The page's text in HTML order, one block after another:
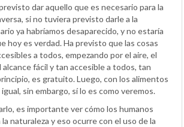
dar aquello que es necesario para la
si no tuviera previsto darle a la
ya habríamos desaparecido, y no estaría
hoy es verdad. Ha previsto que las cosas
a todos, empezando por el aire, el
fácil y tan accesible a todos, tan
es gratuito. Luego, con los alimentos
sin embargo, sí lo es como veremos.
es importante ver cómo los humanos
naturaleza y eso ocurre con el uso de la